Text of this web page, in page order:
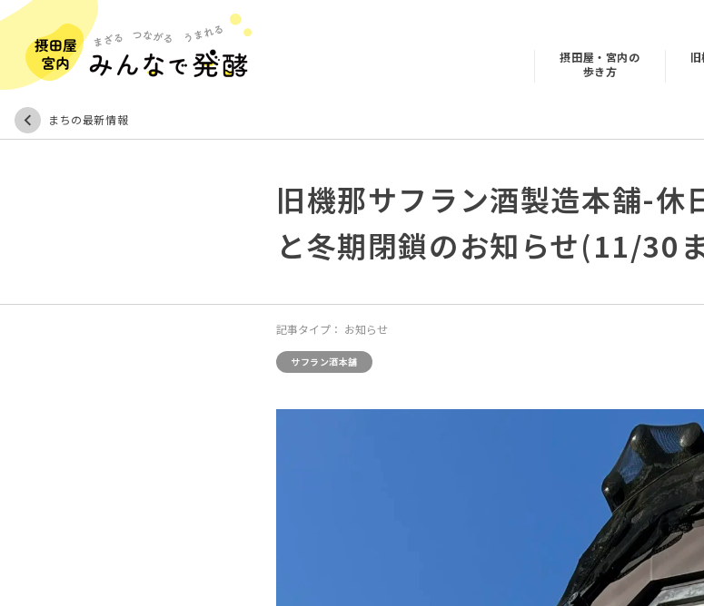
摂田屋・宮内の
歩き方
まちの最新情報
旧機那サフラン酒製造本舗-休
と冬期閉鎖のお知らせ(11/30
記事タイプ： お知らせ
サフラン酒本舗